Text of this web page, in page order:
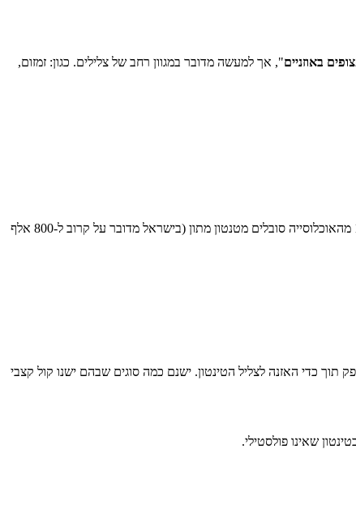
באוזניים", אך למעשה מדובר במגוון רחב של צלילים. כגון: זמזום,
טינטון הוא סימפטום שנפוץ יותר בקרב אנשים שגילם מעל 65. עם זאת, הוא עלול לפגוע באנשים בכל טווח הגילאים כולל בילדים. ההערכה היא שכ-10% מהאוכלוסייה סובלים מטנטון מתון (בישראל מדובר על קרוב ל-800 אלף
תוך כדי האזנה לצליל הטינטון. ישנם כמה סוגים שבהם ישנו קול קצבי
שאינו פולסטילי.